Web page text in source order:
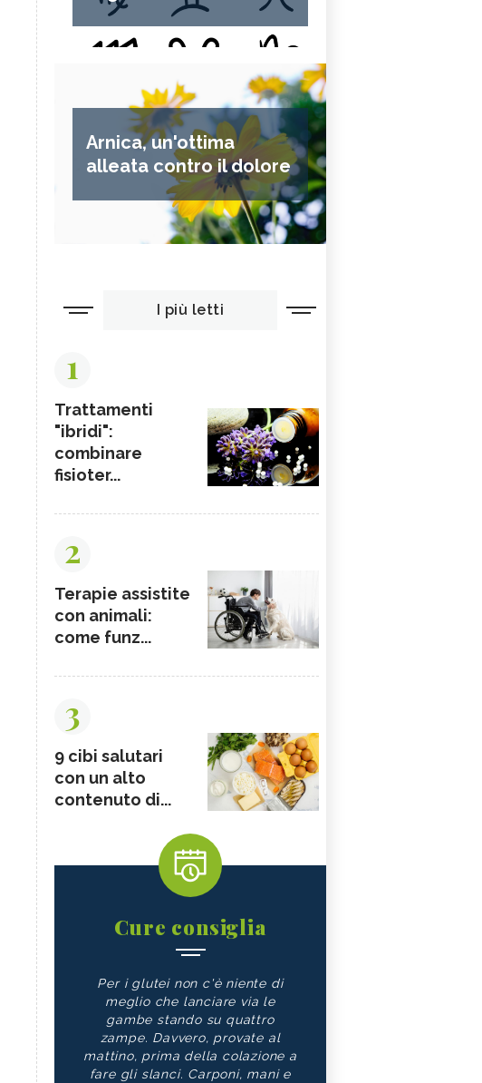
Arnica, un'ottima
alleata contro il dolore
I più letti
1
Trattamenti
"ibridi":
combinare
fisioter...
2
Terapie assistite
con animali:
come funz...
3
9 cibi salutari
con un alto
contenuto di...
Cure consiglia
Per i glutei non c'è niente di
meglio che lanciare via le
gambe stando su quattro
zampe. Davvero, provate al
mattino, prima della colazione a
fare gli slanci. Carponi, mani e